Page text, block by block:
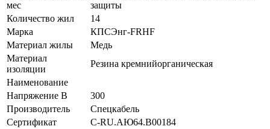
мес
защиты
Количество жил
14
Марка
КПСЭнг-FRHF
Материал жилы
Медь
Материал
изоляции
Резина кремнийорганическая
Наименование
Напряжение В
300
Производитель
Спецкабель
Сертификат
C-RU.АЮ64.B00184